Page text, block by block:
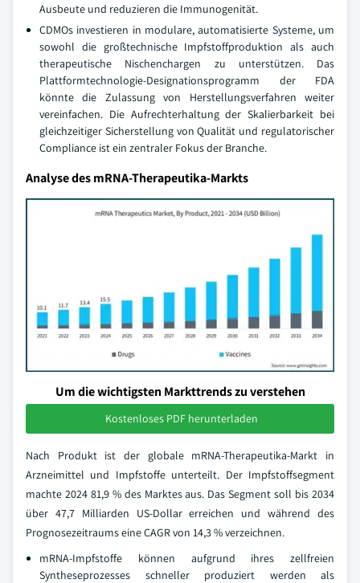
Ausbeute und reduzieren die Immunogenität.
CDMOs investieren in modulare, automatisierte Systeme, um
sowohl die großtechnische Impfstoffproduktion als auch
therapeutische Nischenchargen zu unterstützen. Das
Plattformtechnologie-Designationsprogramm der FDA
könnte die Zulassung von Herstellungsverfahren weiter
vereinfachen. Die Aufrechterhaltung der Skalierbarkeit bei
gleichzeitiger Sicherstellung von Qualität und regulatorischer
Compliance ist ein zentraler Fokus der Branche.
Analyse des mRNA-Therapeutika-Markts
Um die wichtigsten Markttrends zu verstehen
Kostenloses PDF herunterladen
Nach Produkt ist der globale mRNA-Therapeutika-Markt in
Arzneimittel und Impfstoffe unterteilt. Der Impfstoffsegment
machte 2024 81,9 % des Marktes aus. Das Segment soll bis 2034
über 47,7 Milliarden US-Dollar erreichen und während des
Prognosezeitraums eine CAGR von 14,3 % verzeichnen.
mRNA-Impfstoffe können aufgrund ihres zellfreien
Syntheseprozesses schneller produziert werden als